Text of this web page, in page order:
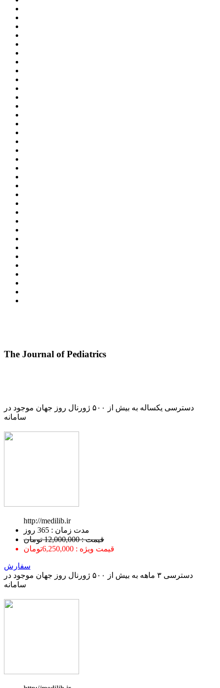
The Journal of Pediatrics
دسترسی یکساله به بیش از ۵۰۰ ژورنال روز جهان موجود در
سامانه
http://medilib.ir
ﻣﺪﺕ ﺯﻣﺎﻥ : 365 ﺭﻭﺯ
قیمت : 12,000,000 تومان
قیمت ویژه : 6,250,000تومان
سفارش
دسترسی ۳ ماهه به بیش از ۵۰۰ ژورنال روز جهان موجود در
سامانه